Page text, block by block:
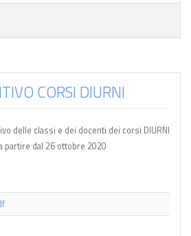
CORSI DIURNI
delle classi e dei docenti dei corsi DIURNI
partire dal 26 ottobre 2020